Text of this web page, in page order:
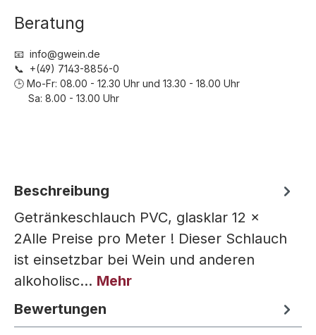
Beratung
📧 info@gwein.de
📞 +(49) 7143-8856-0
🕒 Mo-Fr: 08.00 - 12.30 Uhr und 13.30 - 18.00 Uhr
Sa: 8.00 - 13.00 Uhr
Beschreibung
Getränkeschlauch PVC, glasklar 12 x
2Alle Preise pro Meter ! Dieser Schlauch
ist einsetzbar bei Wein und anderen
alkoholisc… Mehr
Bewertungen